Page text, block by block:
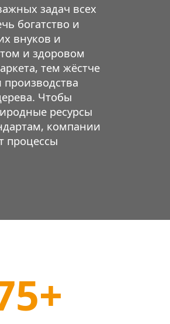
задач всех
богатство и
внуков и
и здоровом
тем жёстче
производства
Чтобы
ресурсы
компании
процессы